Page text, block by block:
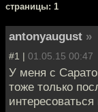
cтраницы: 1
antonyaugust »
#1 | 01.05.15 00:47
У меня с
тоже только